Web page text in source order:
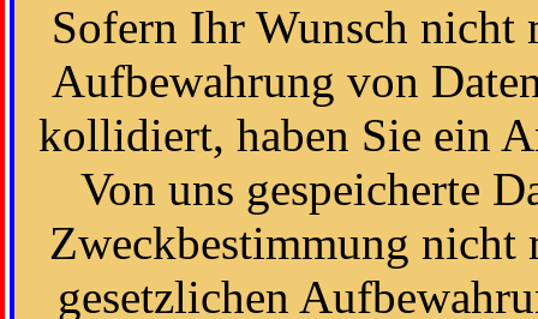
Sofern Ihr Wunsch nicht
Aufbewahrung von
kollidiert, haben Sie ein
Von uns gespeicherte
Zweckbestimmung nicht
gesetzlichen